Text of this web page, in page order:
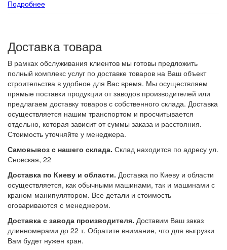
Подробнее
Доставка товара
В рамках обслуживания клиентов мы готовы предложить
полный комплекс услуг по доставке товаров на Ваш объект
строительства в удобное для Вас время. Мы осуществляем
прямые поставки продукции от заводов производителей или
предлагаем доставку товаров с собственного склада. Доставка
осуществляется нашим транспортом и просчитывается
отдельно, которая зависит от суммы заказа и расстояния.
Стоимость уточняйте у менеджера.
Самовывоз с нашего склада. Склад находится по адресу ул.
Сновская, 22
Доставка по Киеву и области. Доставка по Киеву и области
осуществляется, как обычными машинами, так и машинами с
краном-манипулятором. Все детали и стоимость
оговариваются с менеджером.
Доставка с завода производителя. Доставим Ваш заказ
длинномерами до 22 т. Обратите внимание, что для выгрузки
Вам будет нужен кран.